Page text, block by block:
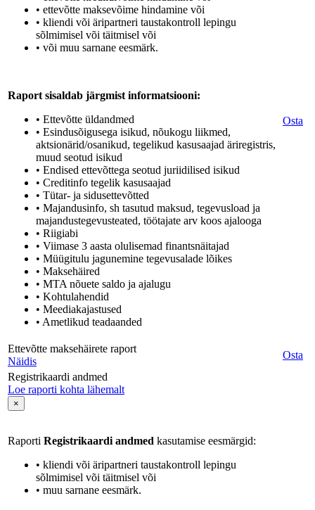
• ettevõtte maksevõime hindamine või
• kliendi või äripartneri taustakontroll lepingu
sõlmimisel või täitmisel või
• või muu sarnane eesmärk.
Raport sisaldab järgmist informatsiooni:
• Ettevõtte üldandmed
• Esindusõigusega isikud, nõukogu liikmed,
aktsionärid/osanikud, tegelikud kasusaajad äriregistris,
muud seotud isikud
• Endised ettevõttega seotud juriidilised isikud
• Creditinfo tegelik kasusaajad
• Tütar- ja sidusettevõtted
• Majandusinfo, sh tasutud maksud, tegevusload ja
majandustegevusteated, töötajate arv koos ajalooga
• Riigiabi
• Viimase 3 aasta olulisemad finantsnäitajad
• Müügitulu jagunemine tegevusalade lõikes
• Maksehäired
• MTA nõuete saldo ja ajalugu
• Kohtulahendid
• Meediakajastused
• Ametlikud teadaanded
Osta
Ettevõtte maksehäirete raport
Näidis
Osta
Registrikaardi andmed
Loe raporti kohta lähemalt
×
Raporti Registrikaardi andmed kasutamise eesmärgid:
• kliendi või äripartneri taustakontroll lepingu
sõlmimisel või täitmisel või
• muu sarnane eesmärk.